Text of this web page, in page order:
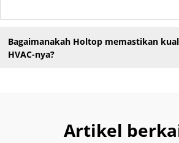
Bagaimanakah Holtop memastikan
HVAC-nya?
Artikel